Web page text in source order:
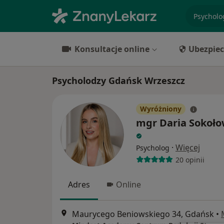
Konsultacje online
Psycholodzy Gdańsk Wrzeszcz
Wyróżniony
mgr Daria
Psycholog · Więcej
20 opinii
Adres Online
Maurycego Beniowskiego 34, Gdańsk •